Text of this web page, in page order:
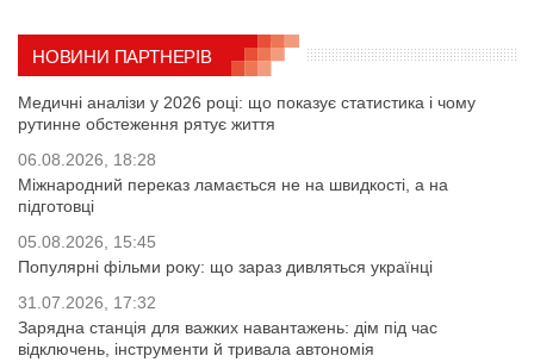
НОВИНИ ПАРТНЕРІВ
Медичні аналізи у 2026 році: що показує статистика і чому
рутинне обстеження рятує життя
06.08.2026, 18:28
Міжнародний переказ ламається не на швидкості, а на
підготовці
05.08.2026, 15:45
Популярні фільми року: що зараз дивляться українці
31.07.2026, 17:32
Зарядна станція для важких навантажень: дім під час
відключень, інструменти й тривала автономія